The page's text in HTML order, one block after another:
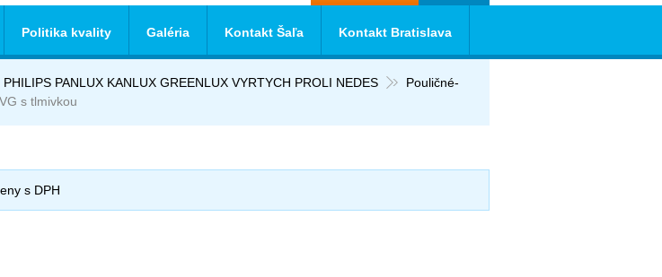
PANLUX KANLUX GREENLUX VYRTYCH PROLI NEDES
Pouličné-
s tlmivkou
s DPH
Politika kvality Galéria Kontakt Šaľa Kontakt Bratislava